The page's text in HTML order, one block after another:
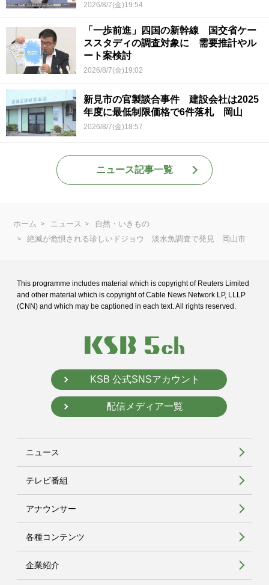
2026/8/7(金)19:54
「一歩前進」四国の新幹線 国交省ケー
ススタディの調査対象に 需要推計やル
ート案検討
2026/8/7(金)19:02
新見市の官製談合事件 建設会社は2025
年度に最低制限価格で6件落札 岡山
2026/8/7(金)18:57
ニュース記事一覧
ホーム ニュース
自然・いきもの
絶滅が危惧される珍しいドジョウ 淡水魚調査で発見 岡山市
This programme includes material which is copyright of Reuters Limited
and other material which is copyright of Cable News Network LP, LLLP
(CNN) and which may be captioned in each text. All rights reserved.
KSB 公式SNSアカウント
配信メディア一覧
ニュース
テレビ番組
アナウンサー
各種コンテンツ
企業紹介